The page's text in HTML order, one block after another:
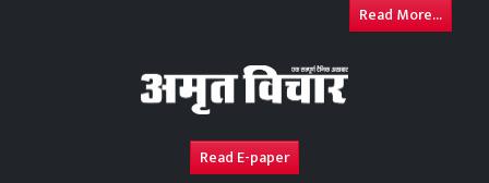
Read More...
Read E-paper